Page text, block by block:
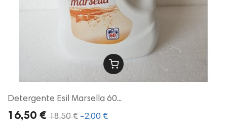
Detergente Esil Marsella 60...
16,50 € 18,50 € -2,00 €